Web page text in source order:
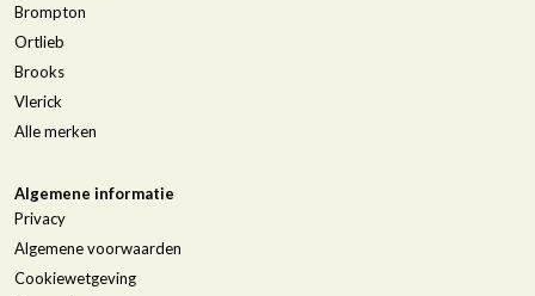
Brompton
Ortlieb
Brooks
Vlerick
Alle merken
Algemene informatie
Privacy
Algemene voorwaarden
Cookiewetgeving